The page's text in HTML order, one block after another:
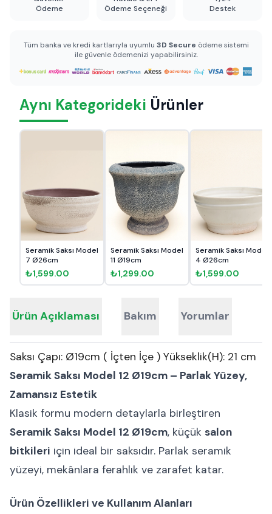
Ödeme
Ödeme Seçeneği
Destek
Tüm banka ve kredi kartlarıyla uyumlu 3D Secure ödeme sistemi
ile güvenle ödemenizi yapabilirsiniz.
Aynı Kategorideki Ürünler
Seramik Saksı Model
7 Ø26cm
₺1,599.00
Seramik Saksı Model
11 Ø19cm
₺1,299.00
Seramik Saksı Model
4 Ø26cm
₺1,599.00
Ürün Açıklaması Bakım Yorumlar
Saksı Çapı: Ø19cm ( İçten İçe ) Yükseklik(H): 21 cm
Seramik Saksı Model 12 Ø19cm – Parlak Yüzey,
Zamansız Estetik
Klasik formu modern detaylarla birleştiren
Seramik Saksı Model 12 Ø19cm, küçük salon
bitkileri için ideal bir saksıdır. Parlak seramik
yüzeyi, mekânlara ferahlık ve zarafet katar.
Ürün Özellikleri ve Kullanım Alanları